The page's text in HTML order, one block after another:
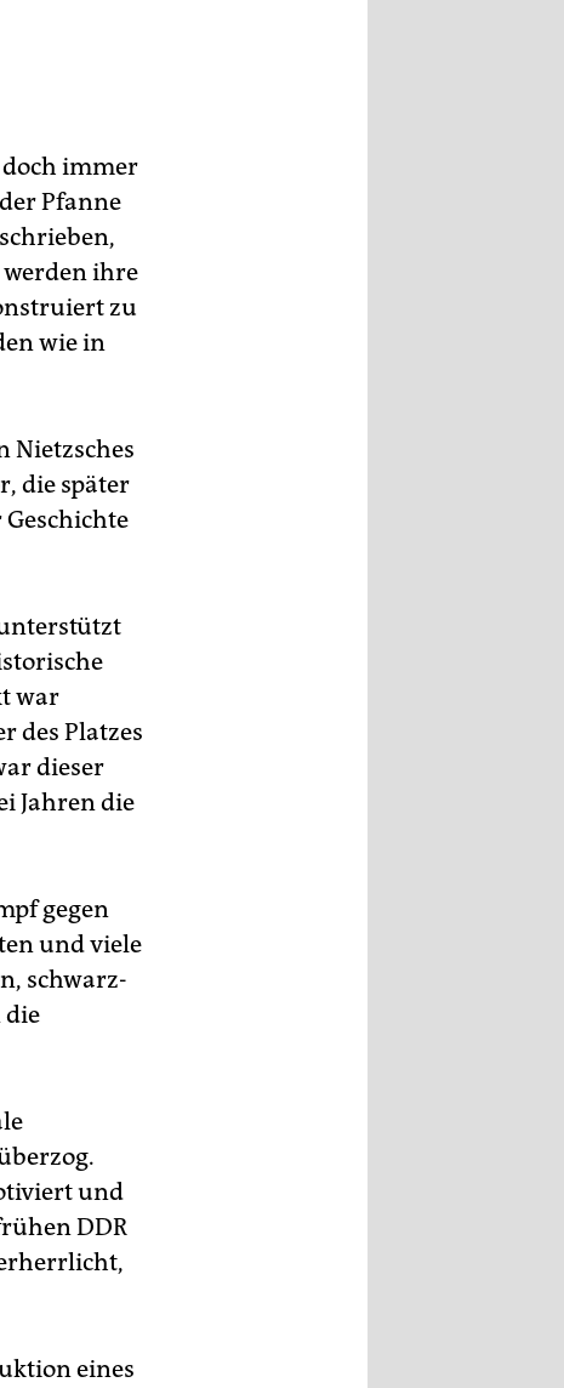
immer
Pfanne
ihre
zu
wie in
Nietzsches
die später
war
des Platzes
dieser
Jahren die
gegen
und viele
schwarz-
die
und
DDR
eines